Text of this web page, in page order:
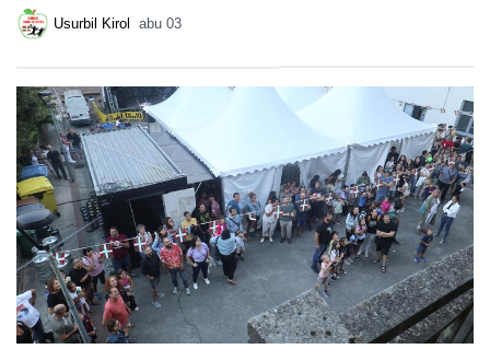
Usurbil Kirol abu 03